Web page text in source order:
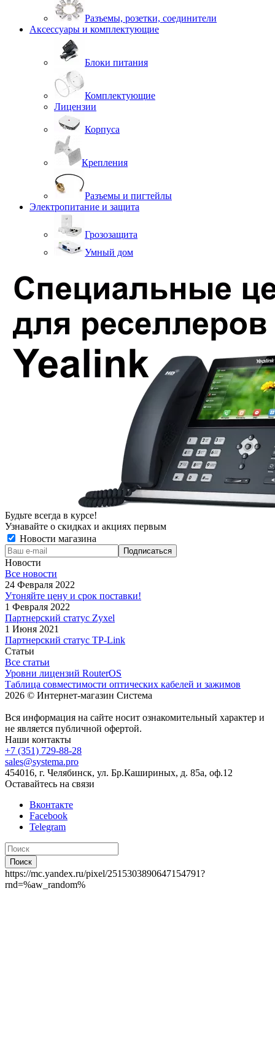
Разъемы, розетки, соединители
Аксессуары и комплектующие
Блоки питания
Комплектующие
Лицензии
Корпуса
Крепления
Разъемы и пигтейлы
Электропитание и защита
Грозозащита
Умный дом
Будьте всегда в курсе!
Узнавайте о скидках и акциях первым
Новости магазина
Новости
Все новости
24 Февраля 2022
Утоняйте цену и срок поставки!
1 Февраля 2022
Партнерский статус Zyxel
1 Июня 2021
Партнерский статус TP-Link
Статьи
Все статьи
Уровни лицензий RouterOS
Таблица совместимости оптических кабелей и зажимов
2026 © Интернет-магазин Система
Вся информация на сайте носит ознакомительный характер и
не является публичной офертой.
Наши контакты
+7 (351) 729-88-28
sales@systema.pro
454016, г. Челябинск, ул. Бр.Кашириных, д. 85а, оф.12
Оставайтесь на связи
Вконтакте
Facebook
Telegram
Поиск
https://mc.yandex.ru/pixel/2515303890647154791?
rnd=%aw_random%